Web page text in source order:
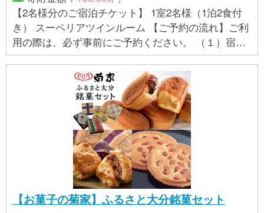
【2名様分のご宿泊チケット】 1室2名様（1泊2食付
き） スーペリアツインルーム 【ご予約の流れ】ご利
用の際は、必ず事前にご予約ください。 （１）宿泊
チケットをお送りいたします。 （２）届きました
ら、宿泊券に記載のご予約方法をご参照ください。
【有効期限】 発行日から1年間
【お菓子の菊家】ふるさと大分銘菓セット